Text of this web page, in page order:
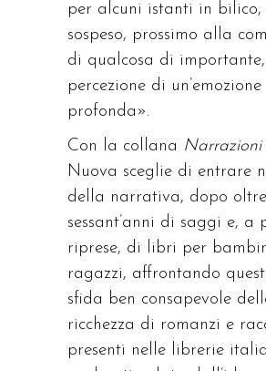
per alcuni istanti in bilico,
sospeso, prossimo alla
di qualcosa di
percezione di un’emozione
profonda».
Con la collana Narrazioni
Nuova sceglie di entrare
della narrativa, dopo oltre
sessant’anni di saggi e, a
riprese, di libri per
ragazzi, affrontando
sfida ben consapevole
ricchezza di romanzi e
presenti nelle librerie